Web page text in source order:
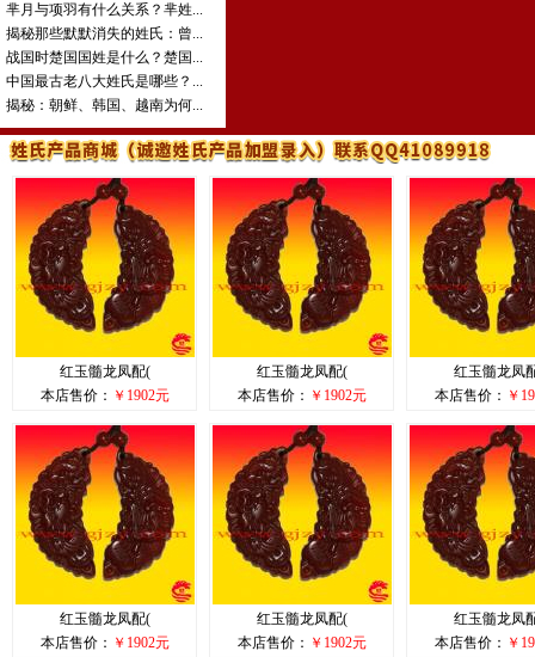
芈月与项羽有什么关系？芈姓...
揭秘那些默默消失的姓氏：曾...
战国时楚国国姓是什么？楚国...
中国最古老八大姓氏是哪些？...
揭秘：朝鲜、韩国、越南为何...
红玉髓龙凤配(
本店售价： ￥1902元
红玉髓龙凤配(
本店售价： ￥1902元
红玉髓龙凤
本店售价： ￥
红玉髓龙凤配(
本店售价： ￥1902元
红玉髓龙凤配(
本店售价： ￥1902元
红玉髓龙凤
本店售价： ￥